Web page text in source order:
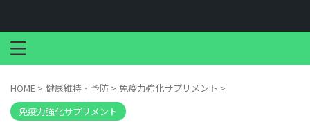
HOME > 健康維持・予防 > 免疫力強化サプリメント >
免疫力強化サプリメント